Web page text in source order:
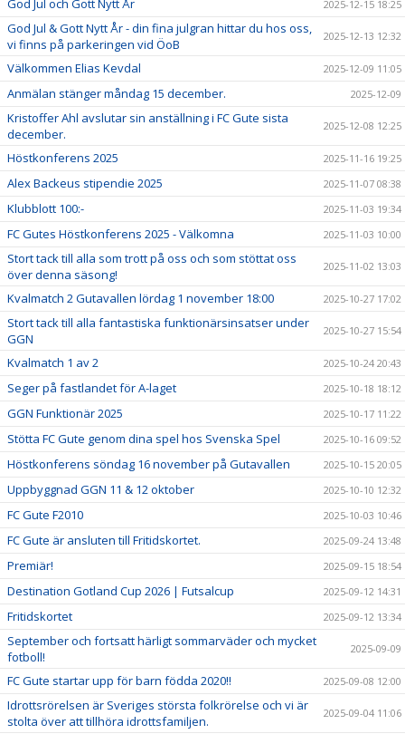
2025-12-15 18:25
God Jul & Gott Nytt År - din fina julgran hittar du hos oss,
vi finns på parkeringen vid ÖoB
2025-12-13 12:32
Välkommen Elias Kevdal 2025-12-09 11:05
Anmälan stänger måndag 15 december. 2025-12-09
Kristoffer Ahl avslutar sin anställning i FC Gute sista
december.
2025-12-08 12:25
Höstkonferens 2025 2025-11-16 19:25
Alex Backeus stipendie 2025 2025-11-07 08:38
Klubblott 100:- 2025-11-03 19:34
FC Gutes Höstkonferens 2025 - Välkomna 2025-11-03 10:00
Stort tack till alla som trott på oss och som stöttat oss
över denna säsong!
2025-11-02 13:03
Kvalmatch 2 Gutavallen lördag 1 november 18:00 2025-10-27 17:02
Stort tack till alla fantastiska funktionärsinsatser under
GGN
2025-10-27 15:54
Kvalmatch 1 av 2 2025-10-24 20:43
Seger på fastlandet för A-laget 2025-10-18 18:12
GGN Funktionär 2025 2025-10-17 11:22
Stötta FC Gute genom dina spel hos Svenska Spel 2025-10-16 09:52
Höstkonferens söndag 16 november på Gutavallen 2025-10-15 20:05
Uppbyggnad GGN 11 & 12 oktober 2025-10-10 12:32
FC Gute F2010 2025-10-03 10:46
FC Gute är ansluten till Fritidskortet. 2025-09-24 13:48
Premiär! 2025-09-15 18:54
Destination Gotland Cup 2026 | Futsalcup 2025-09-12 14:31
Fritidskortet 2025-09-12 13:34
September och fortsatt härligt sommarväder och mycket
fotboll!
2025-09-09
FC Gute startar upp för barn födda 2020!! 2025-09-08 12:00
Idrottsrörelsen är Sveriges största folkrörelse och vi är
stolta över att tillhöra idrottsfamiljen.
2025-09-04 11:06